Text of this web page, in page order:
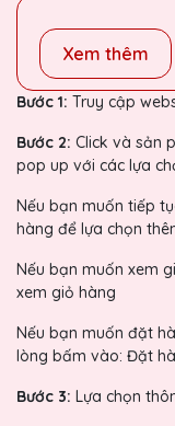
Xem thêm
Bước 1: Truy cập
Bước 2: Click và sản
pop up với các lựa
Nếu bạn muốn tiếp
hàng để lựa chọn
Nếu bạn muốn xem
xem giỏ hàng
Nếu bạn muốn đặt
lòng bấm vào: Đặt
Bước 3: Lựa chọn